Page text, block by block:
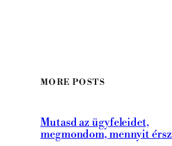
MORE POSTS
Mutasd az ügyfeleidet,
megmondom, mennyit érsz